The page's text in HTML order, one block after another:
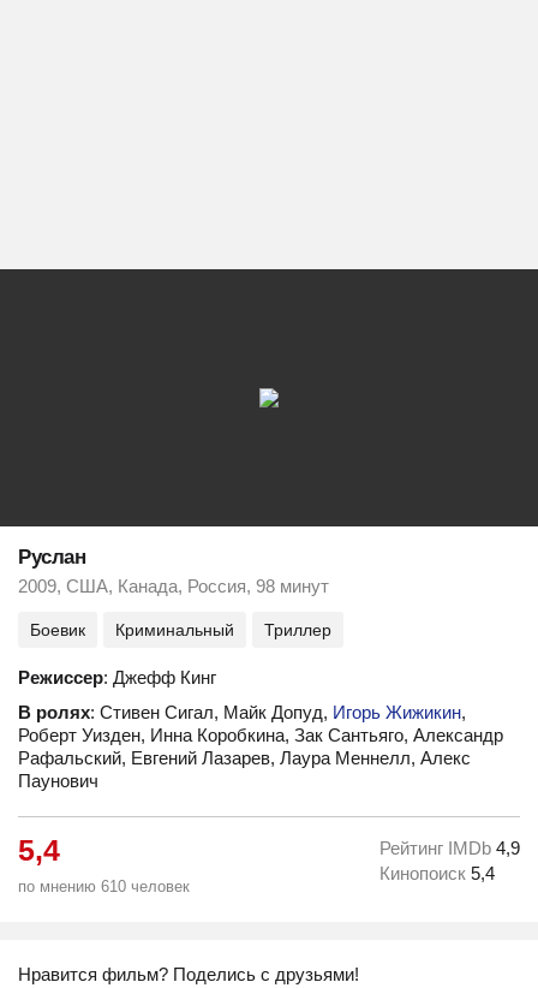
Руслан
2009, США, Канада, Россия, 98 минут
Боевик Криминальный Триллер
Режиссер: Джефф Кинг
В ролях: Стивен Сигал, Майк Допуд, Игорь Жижикин,
Роберт Уизден, Инна Коробкина, Зак Сантьяго, Александр
Рафальский, Евгений Лазарев, Лаура Меннелл, Алекс
Паунович
5,4
по мнению 610 человек
Рейтинг IMDb 4,9
Кинопоиск 5,4
Нравится фильм? Поделись с друзьями!